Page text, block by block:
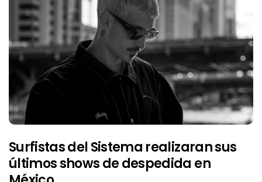
Surfistas del Sistema realizaran sus
últimos shows de despedida en